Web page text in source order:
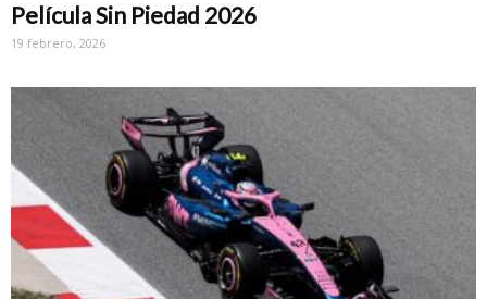
Película Sin Piedad 2026
19 febrero, 2026